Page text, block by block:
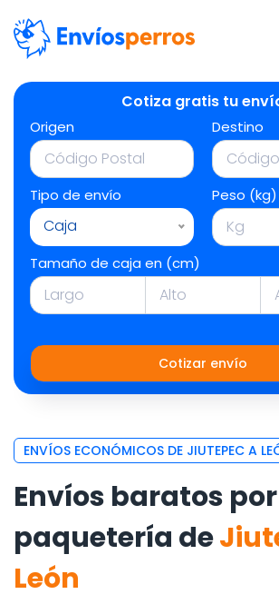
Cotiza gratis tu
Origen Destino
Tipo de envío
Caja
Peso (kg)
Tamaño de caja en (cm)
Cotizar envío
ENVÍOS ECONÓMICOS DE JIUTEPEC A
Envíos baratos por
paquetería de
León